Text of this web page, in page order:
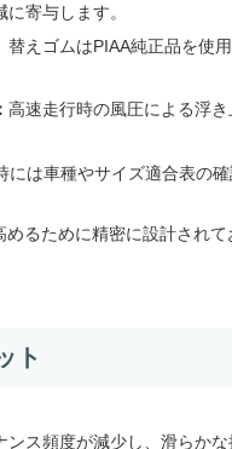
寄与します。
えゴムはPIAA純正品を使
高速走行時の風圧による浮
には車種やサイズ適合表の
るために精密に設計され
ト
ス頻度が減少し、滑らかな